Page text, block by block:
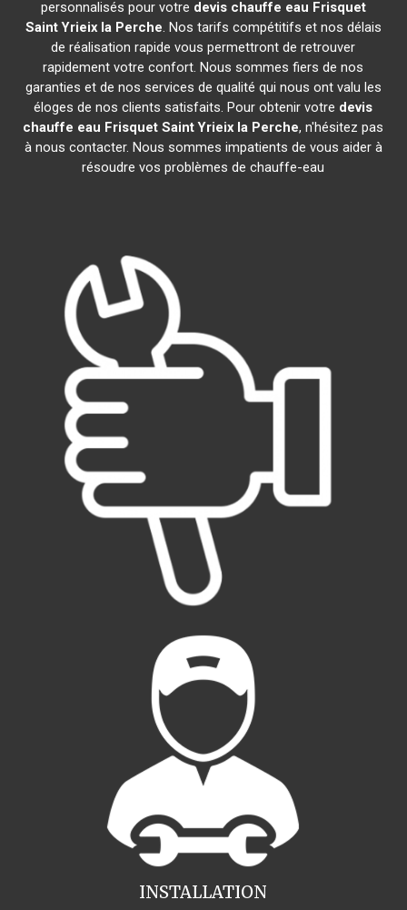
personnalisés pour votre devis chauffe eau Frisquet
Saint Yrieix la Perche. Nos tarifs compétitifs et nos délais
de réalisation rapide vous permettront de retrouver
rapidement votre confort. Nous sommes fiers de nos
garanties et de nos services de qualité qui nous ont valu les
éloges de nos clients satisfaits. Pour obtenir votre devis
chauffe eau Frisquet Saint Yrieix la Perche, n'hésitez pas
à nous contacter. Nous sommes impatients de vous aider à
résoudre vos problèmes de chauffe-eau
INSTALLATION